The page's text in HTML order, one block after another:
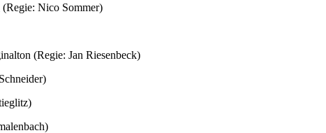
Nico Sommer)
(Regie: Jan Riesenbeck)